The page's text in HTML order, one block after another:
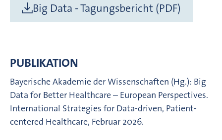
Big Data - Tagungsbericht (PDF)
PUBLIKATION
Bayerische Akademie der Wissenschaften (Hg.): Big
Data for Better Healthcare – European Perspectives.
International Strategies for Data-driven, Patient-
centered Healthcare, Februar 2026.